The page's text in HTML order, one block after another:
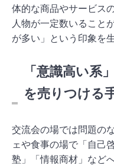
体的な商品やサービス
人物が一定数いること
が多い」という印象を
「意識高い系
を売りつける
交流会の場では問題の
ェや食事の場で「自己
塾」「情報商材」など